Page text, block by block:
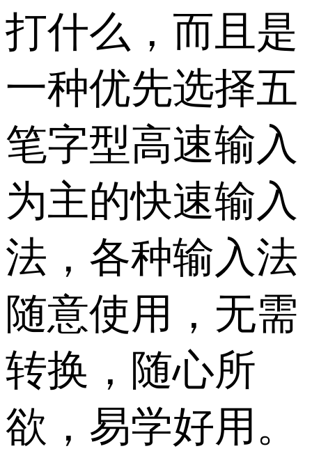
打什么，而且是
一种优先选择五
笔字型高速输入
为主的快速输入
法，各种输入法
随意使用，无需
转换，随心所
欲，易学好用。